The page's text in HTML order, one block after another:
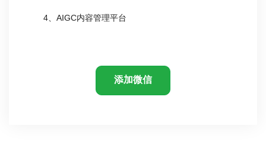
4、AIGC内容管理平台
添加微信